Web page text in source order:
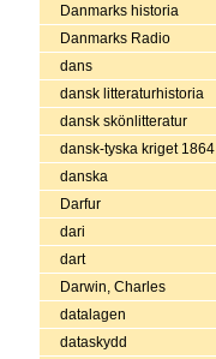
Danmarks historia
Danmarks Radio
dans
dansk litteraturhistoria
dansk skönlitteratur
dansk-tyska kriget 1864
danska
Darfur
dari
dart
Darwin, Charles
datalagen
dataskydd